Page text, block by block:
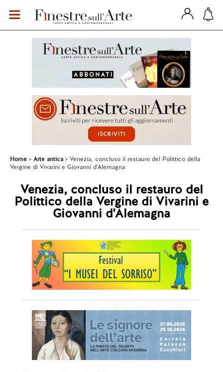
Home Arte antica
Venezia, concluso il restauro del Polittico della
Vergine di Vivarini e Giovanni d'Alemagna
Venezia, concluso il restauro del
Polittico della Vergine di Vivarini e
Giovanni d'Alemagna